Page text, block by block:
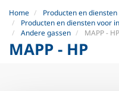
Home
Producten en diensten
Producten en diensten voor
Andere gassen
MAPP - HP
MAPP - HP